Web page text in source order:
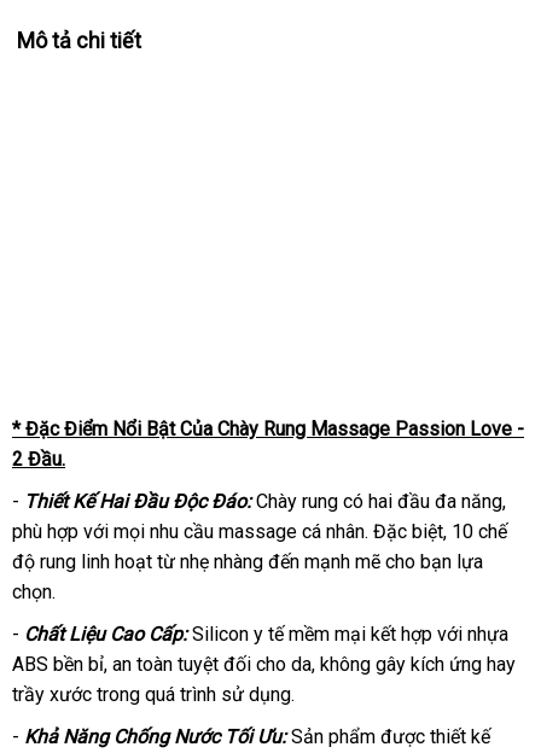
Mô tả chi tiết
* Đặc Điểm Nổi Bật Của Chày Rung Massage Passion Love -
2 Đầu.
- Thiết Kế Hai Đầu Độc Đáo:Chày rung có hai đầu đa năng,
phù hợp với mọi nhu cầu massage cá nhân. Đặc biệt, 10 chế
độ rung linh hoạt từ nhẹ nhàng đến mạnh mẽ cho bạn lựa
chọn.
- Chất Liệu Cao Cấp:Silicon y tế mềm mại kết hợp với nhựa
ABS bền bỉ, an toàn tuyệt đối cho da, không gây kích ứng hay
trầy xước trong quá trình sử dụng.
- Khả Năng Chống Nước Tối Ưu:Sản phẩm được thiết kế